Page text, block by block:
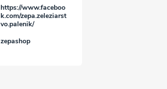
https://www.faceboo
k.com/zepa.zeleziarst
vo.palenik/
zepashop